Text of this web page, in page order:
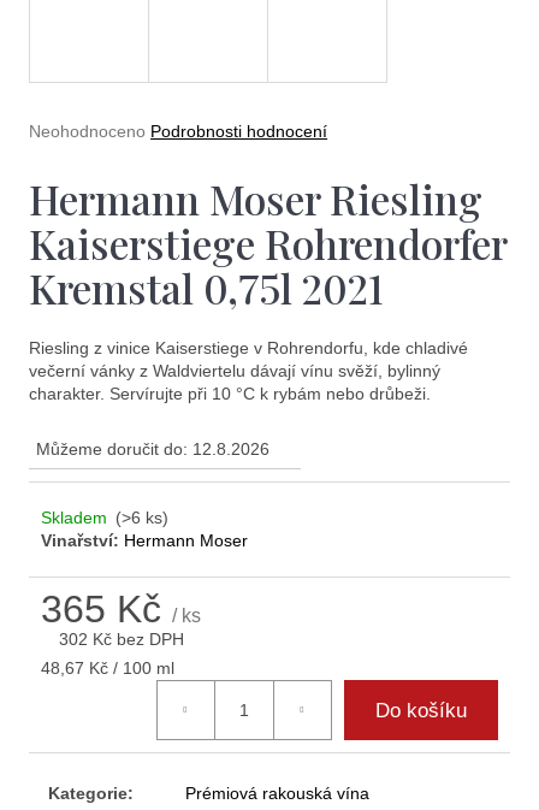
Průměrné
je
0,0
z
5
hvězdiček.
Neohodnoceno Podrobnosti hodnocení
Hermann Moser Riesling
Kaiserstiege Rohrendorfer
Kremstal 0,75l 2021
Riesling z vinice Kaiserstiege v Rohrendorfu, kde chladivé
večerní vánky z Waldviertelu dávají vínu svěží, bylinný
charakter. Servírujte při 10 °C k rybám nebo drůbeži.
Můžeme doručit do: 12.8.2026
Skladem (>6 ks)
Vinařství: Hermann Moser
365 Kč/ ks
302 Kč bez DPH
Měrná
48,67 Kč / 100 ml
Do košíku
Kategorie: Prémiová rakouská vína
e
n
j
í
t
?
Hledat
o
u